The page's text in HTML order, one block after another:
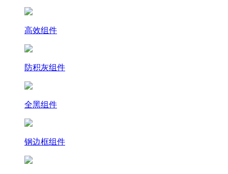
高效组件
防积灰组件
全黑组件
钢边框组件